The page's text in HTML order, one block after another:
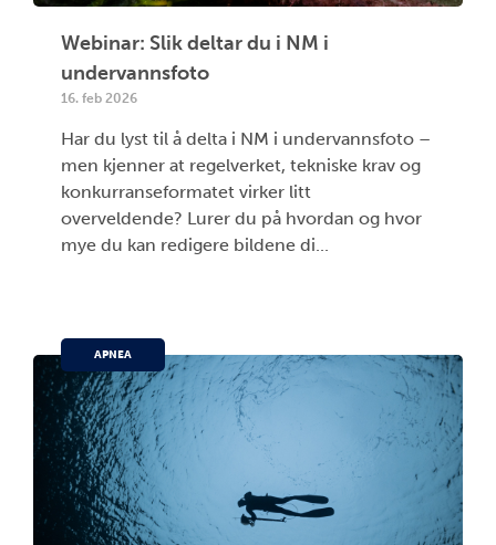
Webinar: Slik deltar du i NM i
undervannsfoto
16. feb 2026
Har du lyst til å delta i NM i undervannsfoto –
men kjenner at regelverket, tekniske krav og
konkurranseformatet virker litt
overveldende? Lurer du på hvordan og hvor
mye du kan redigere bildene di...
APNEA